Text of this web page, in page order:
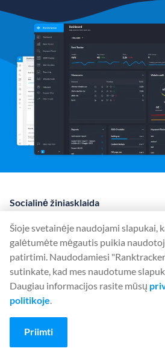
Socialinė žiniasklaida
Įrankiai
Rank Tracker
Keyword Finder
SERP Checker
Web Audit
Šioje svetainėje naudojami slapukai,
galėtumėte mėgautis puikia
patirtimi. Naudodamiesi
sutinkate, kad mes naudotume
Daugiau informacijos rasite mūsų
politikoje.
Priimti